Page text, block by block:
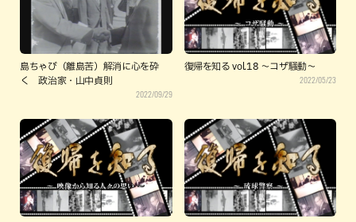
島ちゃび（離島苦）解消に心を砕
く 政治家・山中貞則
2022/09/29
復帰を知る vol.18 ～コザ騒動～
2022/05/23